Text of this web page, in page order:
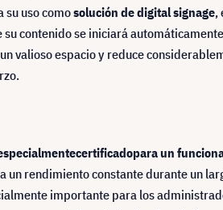
su uso comosolución de digital signage,
contenido se iniciará
valioso espacio y reduce
certificadopara un
rendimiento constante durante un
importante para los